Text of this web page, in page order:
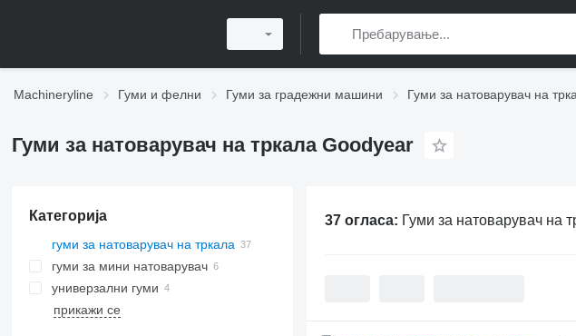
Machineryline Гуми и фелни Гуми за градежни машини Гуми за натоварувач на
Гуми за натоварувач на тркала Goodyear
Категорија
гуми за натоварувач на тркала
гуми за мини натоварувач
универзални гуми
прикажи се
37 огласа: Гуми за натоварувач на